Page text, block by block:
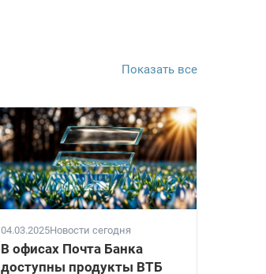
Показать все
04.03.2025Новости сегодня
В офисах Почта Банка
доступны продукты ВТБ